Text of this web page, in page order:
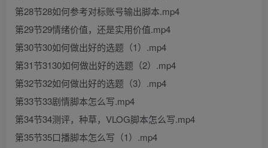
第28节28如何参考对标账号输出脚本.mp4
第29节29情绪价值，还是实用价值.mp4
第30节30如何做出好的选题（1）.mp4
第31节3130如何做出好的选题（2）.mp4
第32节32如何做出好的选题（3）.mp4
第33节33剧情脚本怎么写.mp4
第34节34测评，种草，VLOG脚本怎么写.mp4
第35节35口播脚本怎么写（1）.mp4